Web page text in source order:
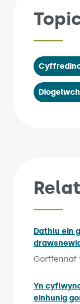
Dathlu ein
Gorffennaf
Yn
einhunig